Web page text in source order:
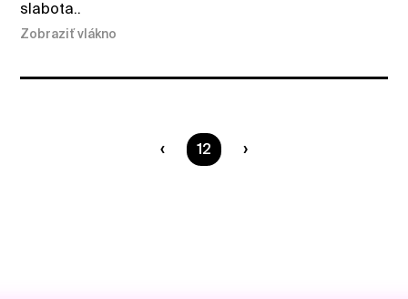
slabota..
Zobraziť vlákno
Ste na strane
12